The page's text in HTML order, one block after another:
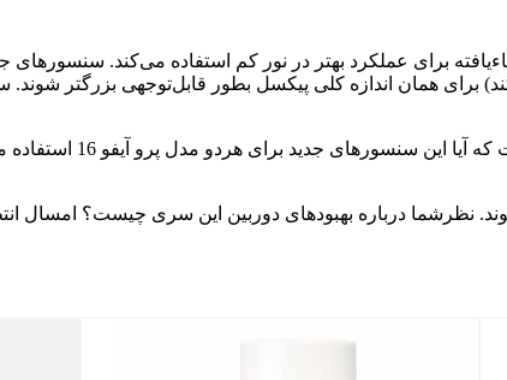
جدید سونی با طراحی ارتقاءیافته برای عملکرد بهتر در نور کم استفاده می‌کند.
همان اندازه کلی پیکسل بطور قابل‌توجهی بزرگتر
گرفتن نور بیشتر و حذف نویز
تا اواسط مهر) معرفی شوند. نظرشما درباره بهبودهای دوربین این سری